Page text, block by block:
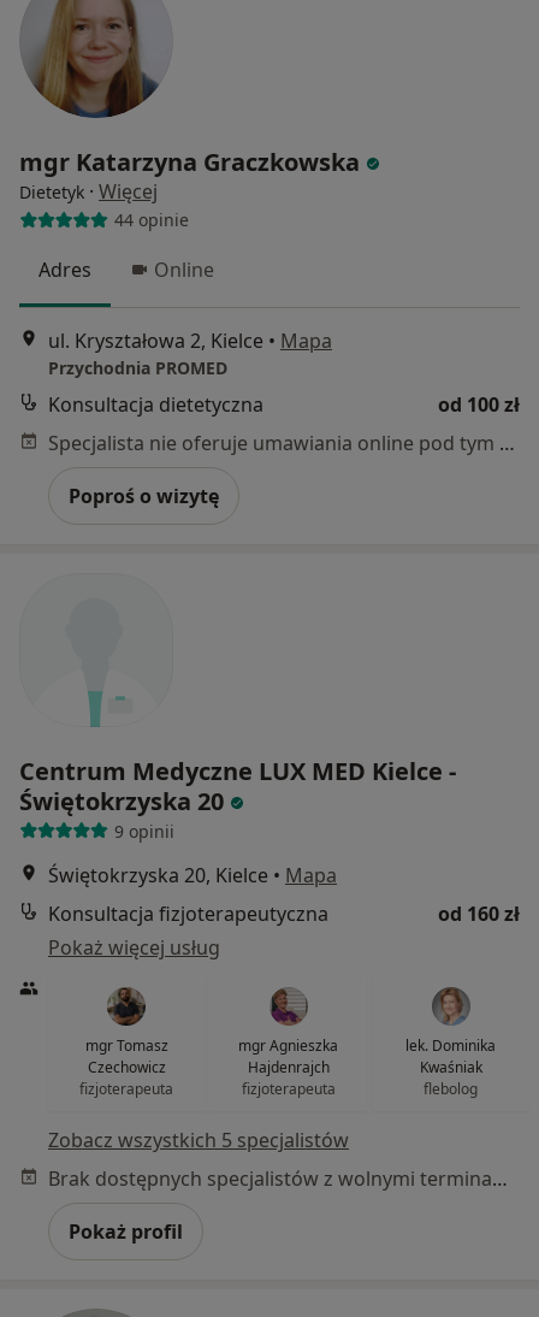
mgr Katarzyna Graczkowska
Dietetyk · Więcej
44 opinie
Adres Online
ul. Kryształowa 2, Kielce • Mapa
Przychodnia PROMED
Konsultacja dietetyczna
od 100 zł
Specjalista nie oferuje umawiania online pod tym adresem.
Poproś o wizytę
Centrum Medyczne LUX MED Kielce -
Świętokrzyska 20
9 opinii
Świętokrzyska 20, Kielce • Mapa
Konsultacja fizjoterapeutyczna
od 160 zł
Pokaż więcej usług
mgr Tomasz
Czechowicz
fizjoterapeuta
mgr Agnieszka
Hajdenrajch
fizjoterapeuta
lek. Dominika
Kwaśniak
flebolog
Zobacz wszystkich 5 specjalistów
Brak dostępnych specjalistów z wolnymi terminami w tym centrum medycznym.
Pokaż profil